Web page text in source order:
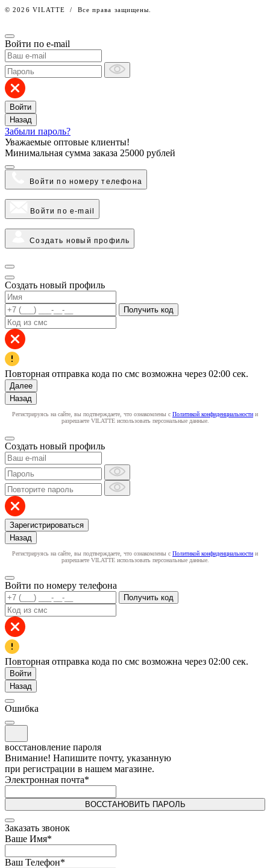
© 2026 VILATTE / Все права защищены.
Войти по e-mail
Войти
Назад
Забыли пароль?
Уважаемые оптовые клиенты!
Минимальная сумма заказа 25000 рублей
Войти по номеру телефона
Войти по e-mail
Создать новый профиль
Создать новый профиль
Получить код
Повторная отправка кода по смс возможна через 02:00 сек.
Далее
Назад
Регистрируясь на сайте, вы подтверждаете, что ознакомлены с Политикой конфиденциальности и
разрешаете VILATTE использовать персональные данные.
Создать новый профиль
Зарегистрироваться
Назад
Регистрируясь на сайте, вы подтверждаете, что ознакомлены с Политикой конфиденциальности и
разрешаете VILATTE использовать персональные данные.
Войти по номеру телефона
Получить код
Повторная отправка кода по смс возможна через 02:00 сек.
Войти
Назад
Ошибка
восстановление пароля
Внимание! Напишите почту, указанную
при регистрации в нашем магазине.
Электронная почта*
ВОССТАНОВИТЬ ПАРОЛЬ
Заказать звонок
Ваше Имя*
Ваш Телефон*